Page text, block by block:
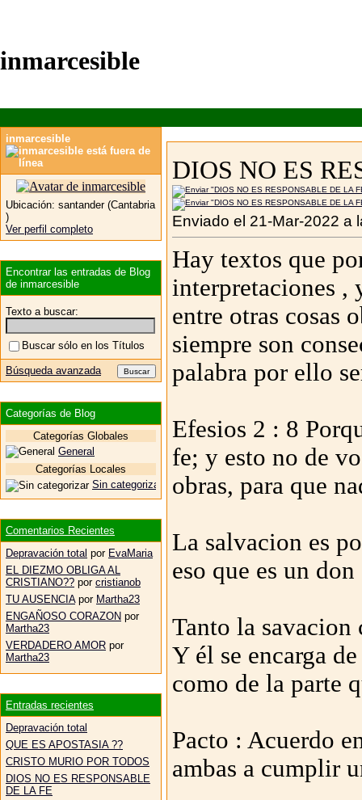
inmarcesible
DIOS NO ES
Enviado el 21-Mar-2022 a
Hay textos que
interpretaciones ,
entre otras cosas
siempre son
palabra por ello
Efesios 2 : 8
fe; y esto no de
obras, para que
La salvacion es
eso que es un
Tanto la
Y él se encarga
como de la parte
Pacto : Acuerdo
ambas a cumplir
inmarcesible
Ubicación: santander (Cantabria
)
Ver perfil completo
Encontrar las entradas de Blog
de inmarcesible
Texto a buscar:
Buscar sólo en los Títulos
Búsqueda avanzada
Categorías de Blog
Categorías Globales
General
Categorías Locales
Sin categorizar
Comentarios Recientes
Depravación total por EvaMaria
EL DIEZMO OBLIGA AL
CRISTIANO?? por cristianob
TU AUSENCIA por Martha23
ENGAÑOSO CORAZON por
Martha23
VERDADERO AMOR por
Martha23
Entradas recientes
Depravación total
QUE ES APOSTASIA ??
CRISTO MURIO POR TODOS
DIOS NO ES RESPONSABLE
DE LA FE